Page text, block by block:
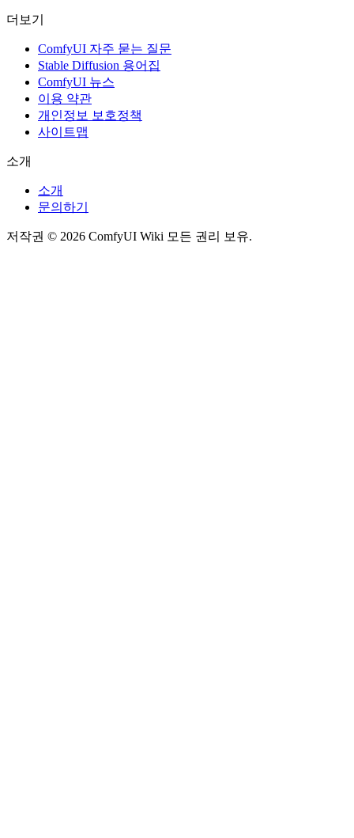
더보기
ComfyUI 자주 묻는 질문
Stable Diffusion 용어집
ComfyUI 뉴스
이용 약관
개인정보 보호정책
사이트맵
소개
소개
문의하기
저작권 © 2026 ComfyUI Wiki 모든 권리 보유.